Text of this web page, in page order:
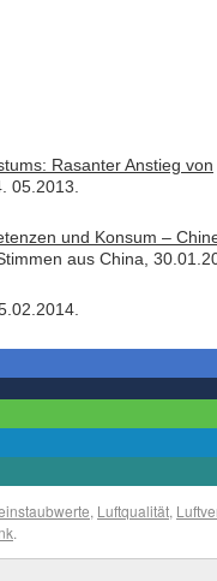
Rasanter Anstieg von
05.2013.
und Konsum –
aus China,
, Luftqualität,
.